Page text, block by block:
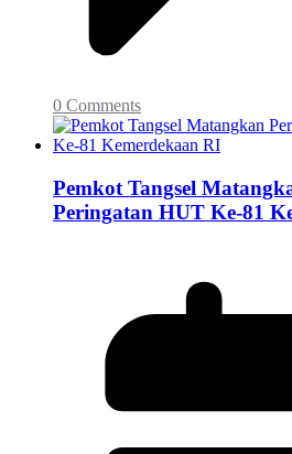
0 Comments
Pemkot Tangsel
Peringatan HUT Ke-81